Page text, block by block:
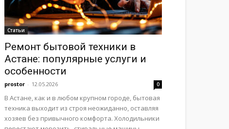
Статьи
Ремонт бытовой техники в
Астане: популярные услуги и
особенности
prostor - 12.05.2026 0
В Астане, как и в любом крупном городе, бытовая
техника выходит из строя неожиданно, оставляя
хозяев без привычного комфорта. Холодильники